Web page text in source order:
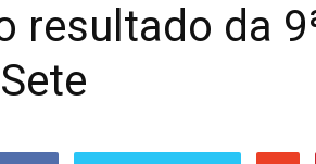
resultado da